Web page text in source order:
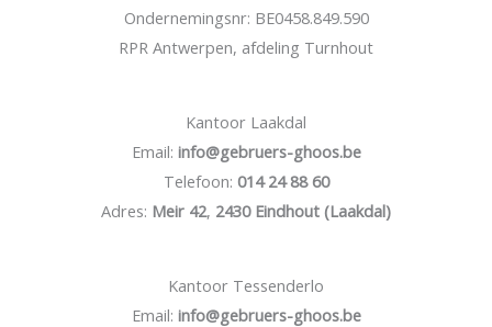
Ondernemingsnr: BE0458.849.590
RPR Antwerpen, afdeling Turnhout
Kantoor Laakdal
Email: info@gebruers-ghoos.be
Telefoon: 014 24 88 60
Adres: Meir 42, 2430 Eindhout (Laakdal)
Kantoor Tessenderlo
Email: info@gebruers-ghoos.be